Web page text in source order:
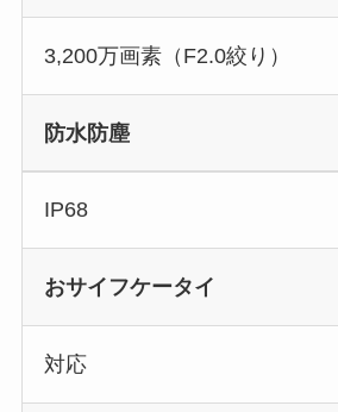
3,200万画素（F2.0絞り）
防水防塵
IP68
おサイフケータイ
対応